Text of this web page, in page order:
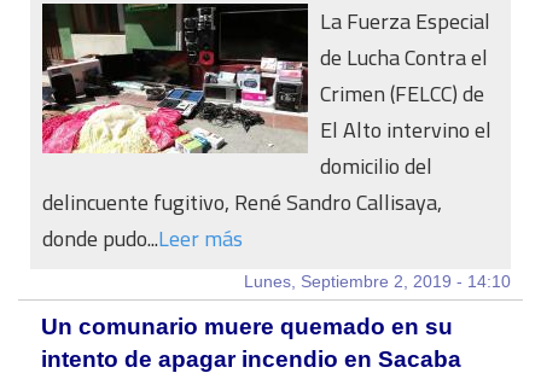
La Fuerza Especial
de Lucha Contra el
Crimen (FELCC) de
El Alto intervino el
domicilio del
delincuente fugitivo, René Sandro Callisaya,
donde pudo...Leer más
Lunes, Septiembre 2, 2019 - 14:10
Un comunario muere quemado en su
intento de apagar incendio en Sacaba